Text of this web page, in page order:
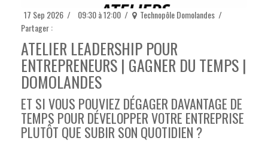
17 Sep 2026 / 09:30 à 12:00 / Technopôle Domolandes /
Partager :
ATELIER LEADERSHIP POUR
ENTREPRENEURS | GAGNER DU TEMPS |
DOMOLANDES
ET SI VOUS POUVIEZ DÉGAGER DAVANTAGE DE
TEMPS POUR DÉVELOPPER VOTRE ENTREPRISE
PLUTÔT QUE SUBIR SON QUOTIDIEN ?